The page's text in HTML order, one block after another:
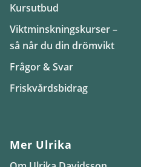
Kursutbud
Viktminskningskurser –
så når du din drömvikt
Frågor & Svar
Friskvårdsbidrag
Mer Ulrika